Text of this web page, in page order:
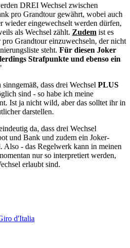
DREI Wechsel zwischen
pro Grandtour gewährt, wobei auch
wieder eingewechselt werden dürfen,
als Wechsel zählt. Zudem ist es
Grandtour einzuwechseln, der nicht
steht. Für diesen Joker
Strafpunkte und ebenso ein
dass drei Wechsel PLUS
sind - so habe ich meine
Ist ja nicht wild, aber das solltet ihr in
darstellen.
da, dass drei Wechsel
und Bank und zudem ein Joker-
Also - das Regelwerk kann in meinen
nur so interpretiert werden,
erlaubt sind.